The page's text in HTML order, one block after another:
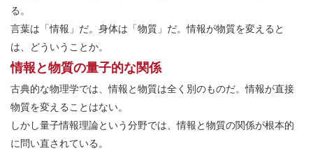
る。
言葉は「情報」だ。身体は「物質」だ。情報が物質を変えると
は、どういうことか。
情報と物質の量子的な関係
古典的な物理学では、情報と物質は全く別のものだ。情報が直接
物質を変えることはない。
しかし量子情報理論という分野では、情報と物質の関係が根本的
に問い直されている。